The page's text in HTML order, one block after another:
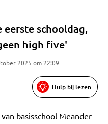
schooldag,
high five'
2025 om 22:09
Hulp bij lezen
basisschool Meander